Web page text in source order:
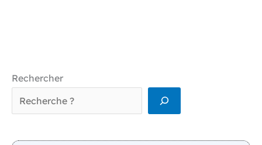
Rechercher